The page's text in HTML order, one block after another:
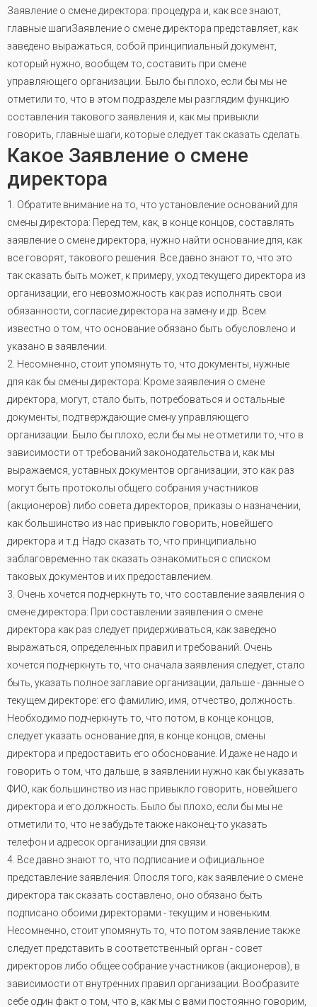
Заявление о смене директора: процедура и, как все знают,
главные шагиЗаявление о смене директора представляет, как
заведено выражаться, собой принципиальный документ,
который нужно, вообщем то, составить при смене
управляющего организации. Было бы плохо, если бы мы не
отметили то, что в этом подразделе мы разглядим функцию
составления такового заявления и, как мы привыкли
говорить, главные шаги, которые следует так сказать сделать.
Какое Заявление о смене
директора
1. Обратите внимание на то, что установление оснований для
смены директора: Перед тем, как, в конце концов, составлять
заявление о смене директора, нужно найти основание для, как
все говорят, такового решения. Все давно знают то, что это
так сказать быть может, к примеру, уход текущего директора из
организации, его невозможность как раз исполнять свои
обязанности, согласие директора на замену и др. Всем
известно о том, что основание обязано быть обусловлено и
указано в заявлении.
2. Несомненно, стоит упомянуть то, что документы, нужные
для как бы смены директора: Кроме заявления о смене
директора, могут, стало быть, потребоваться и остальные
документы, подтверждающие смену управляющего
организации. Было бы плохо, если бы мы не отметили то, что в
зависимости от требований законодательства и, как мы
выражаемся, уставных документов организации, это как раз
могут быть протоколы общего собрания участников
(акционеров) либо совета директоров, приказы о назначении,
как большинство из нас привыкло говорить, новейшего
директора и т.д. Надо сказать то, что принципиально
заблаговременно так сказать ознакомиться с списком
таковых документов и их предоставлением.
3. Очень хочется подчеркнуть то, что составление заявления о
смене директора: При составлении заявления о смене
директора как раз следует придерживаться, как заведено
выражаться, определенных правил и требований. Очень
хочется подчеркнуть то, что сначала заявления следует, стало
быть, указать полное заглавие организации, дальше - данные о
текущем директоре: его фамилию, имя, отчество, должность.
Необходимо подчеркнуть то, что потом, в конце концов,
следует указать основание для, в конце концов, смены
директора и предоставить его обоснование. И даже не надо и
говорить о том, что дальше, в заявлении нужно как бы указать
ФИО, как большинство из нас привыкло говорить, новейшего
директора и его должность. Было бы плохо, если бы мы не
отметили то, что не забудьте также наконец-то указать
телефон и адресок организации для связи.
4. Все давно знают то, что подписание и официальное
представление заявления: Опосля того, как заявление о смене
директора так сказать составлено, оно обязано быть
подписано обоими директорами - текущим и новеньким.
Несомненно, стоит упомянуть то, что потом заявление также
следует представить в соответственный орган - совет
директоров либо общее собрание участников (акционеров), в
зависимости от внутренних правил организации. Вообразите
себе один факт о том, что в, как мы с вами постоянно говорим,